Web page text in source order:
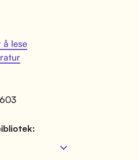
å lese